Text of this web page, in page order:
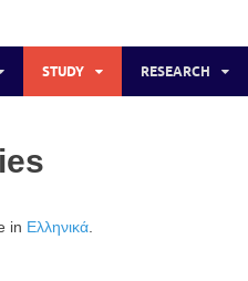
STUDY RESEARCH
in Ελληνικά